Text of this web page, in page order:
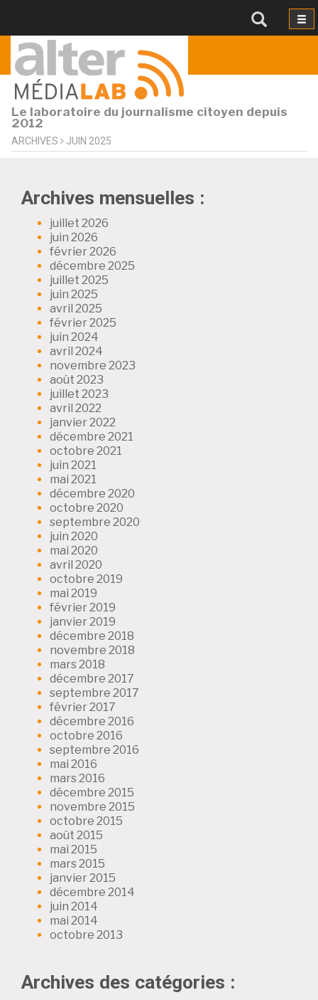
Le laboratoire du journalisme citoyen depuis
2012
ARCHIVES JUIN 2025
Archives mensuelles :
juillet 2026
juin 2026
février 2026
décembre 2025
juillet 2025
juin 2025
avril 2025
février 2025
juin 2024
avril 2024
novembre 2023
août 2023
juillet 2023
avril 2022
janvier 2022
décembre 2021
octobre 2021
juin 2021
mai 2021
décembre 2020
octobre 2020
septembre 2020
juin 2020
mai 2020
avril 2020
octobre 2019
mai 2019
février 2019
janvier 2019
décembre 2018
novembre 2018
mars 2018
décembre 2017
septembre 2017
février 2017
décembre 2016
octobre 2016
septembre 2016
mai 2016
mars 2016
décembre 2015
novembre 2015
octobre 2015
août 2015
mai 2015
mars 2015
janvier 2015
décembre 2014
juin 2014
mai 2014
octobre 2013
Archives des catégories :